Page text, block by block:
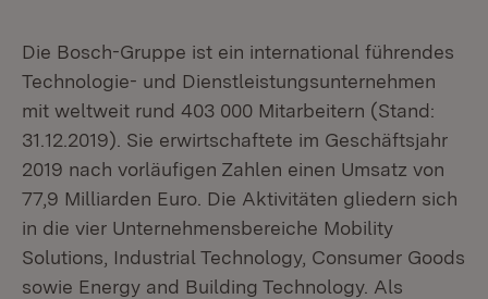
Die Bosch-Gruppe ist ein international führendes
Technologie- und Dienstleistungsunternehmen
mit weltweit rund 403 000 Mitarbeitern (Stand:
31.12.2019). Sie erwirtschaftete im Geschäftsjahr
2019 nach vorläufigen Zahlen einen Umsatz von
77,9 Milliarden Euro. Die Aktivitäten gliedern sich
in die vier Unternehmensbereiche Mobility
Solutions, Industrial Technology, Consumer Goods
sowie Energy and Building Technology. Als